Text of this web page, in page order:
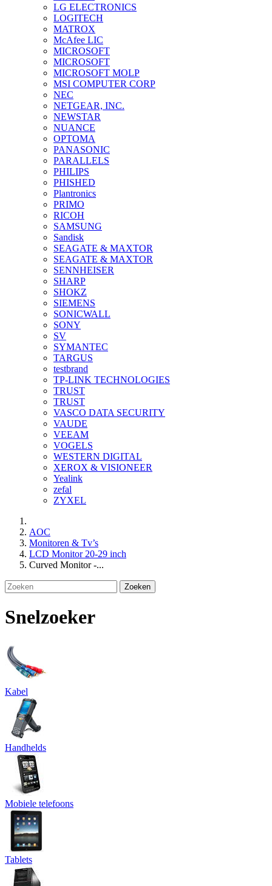
LG ELECTRONICS
LOGITECH
MATROX
McAfee LIC
MICROSOFT
MICROSOFT
MICROSOFT MOLP
MSI COMPUTER CORP
NEC
NETGEAR, INC.
NEWSTAR
NUANCE
OPTOMA
PANASONIC
PARALLELS
PHILIPS
PHISHED
Plantronics
PRIMO
RICOH
SAMSUNG
Sandisk
SEAGATE & MAXTOR
SEAGATE & MAXTOR
SENNHEISER
SHARP
SHOKZ
SIEMENS
SONICWALL
SONY
SV
SYMANTEC
TARGUS
testbrand
TP-LINK TECHNOLOGIES
TRUST
TRUST
VASCO DATA SECURITY
VAUDE
VEEAM
VOGELS
WESTERN DIGITAL
XEROX & VISIONEER
Yealink
zefal
ZYXEL
AOC
Monitoren & Tv’s
LCD Monitor 20-29 inch
Curved Monitor -...
Zoeken
Snelzoeker
Kabel
Handhelds
Mobiele telefoons
Tablets